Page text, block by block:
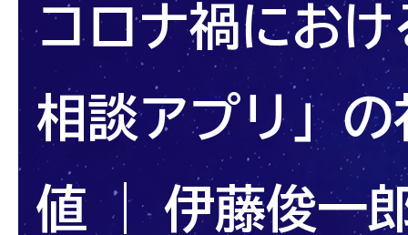
コロナ禍におけ
相談アプリ」
値 | 伊藤俊一